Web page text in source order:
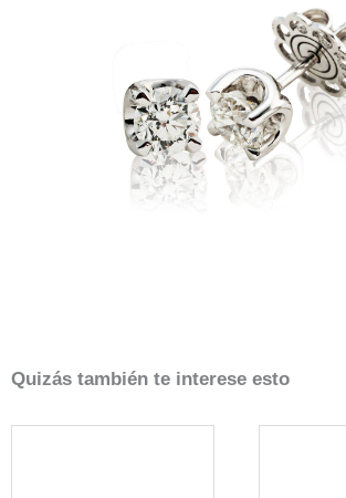
Quizás también te interese esto